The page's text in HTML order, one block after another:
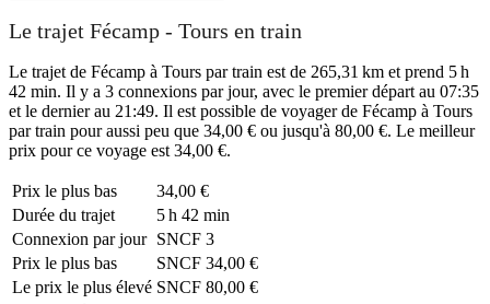
Le trajet Fécamp - Tours en train
Le trajet de Fécamp à Tours par train est de 265,31 km et prend 5 h
42 min. Il y a 3 connexions par jour, avec le premier départ au 07:35
et le dernier au 21:49. Il est possible de voyager de Fécamp à Tours
par train pour aussi peu que 34,00 € ou jusqu'à 80,00 €. Le meilleur
prix pour ce voyage est 34,00 €.
Prix ​​le plus bas
34,00 €
Durée du trajet
5 h 42 min
Connexion par jour SNCF 3
Prix ​​le plus bas
SNCF 34,00 €
Le prix le plus élevé SNCF 80,00 €